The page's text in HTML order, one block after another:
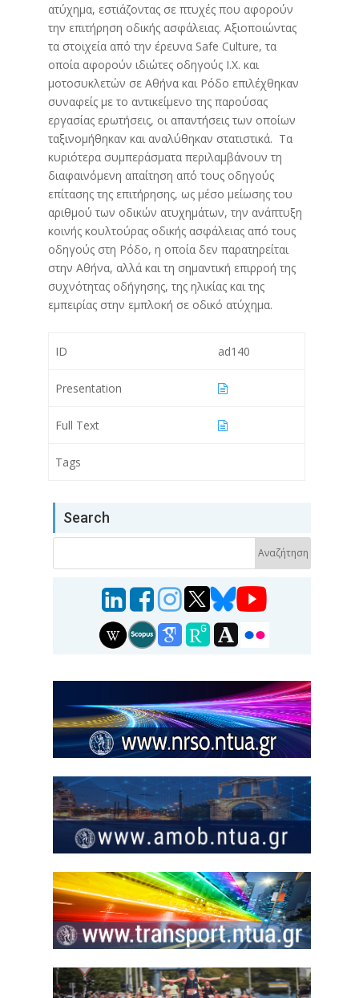
ατύχημα, εστιάζοντας σε πτυχές που αφορούν
την επιτήρηση οδικής ασφάλειας. Αξιοποιώντας
τα στοιχεία από την έρευνα Safe Culture, τα
οποία αφορούν ιδιώτες οδηγούς Ι.Χ. και
μοτοσυκλετών σε Αθήνα και Ρόδο επιλέχθηκαν
συναφείς με το αντικείμενο της παρούσας
εργασίας ερωτήσεις, οι απαντήσεις των οποίων
ταξινομήθηκαν και αναλύθηκαν στατιστικά. Τα
κυριότερα συμπεράσματα περιλαμβάνουν τη
διαφαινόμενη απαίτηση από τους οδηγούς
επίτασης της επιτήρησης, ως μέσο μείωσης του
αριθμού των οδικών ατυχημάτων, την ανάπτυξη
κοινής κουλτούρας οδικής ασφάλειας από τους
οδηγούς στη Ρόδο, η οποία δεν παρατηρείται
στην Αθήνα, αλλά και τη σημαντική επιρροή της
συχνότητας οδήγησης, της ηλικίας και της
εμπειρίας στην εμπλοκή σε οδικό ατύχημα.
ID ad140
Presentation
Full Text
Tags
Search